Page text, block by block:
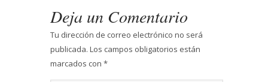
Deja un Comentario
Tu dirección de correo electrónico no será
publicada. Los campos obligatorios están
marcados con *